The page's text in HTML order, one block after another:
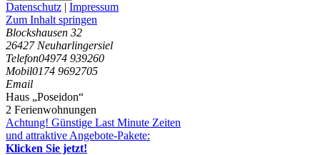
Datenschutz | Impressum
Zum Inhalt springen
Blockshausen 32
26427 Neuharlingersiel
Telefon04974 939260
Mobil0174 9692705
Email
Haus „Poseidon“
2 Ferienwohnungen
Achtung! Günstige Last Minute Zeiten
und attraktive Angebote-Pakete:
Klicken Sie jetzt!